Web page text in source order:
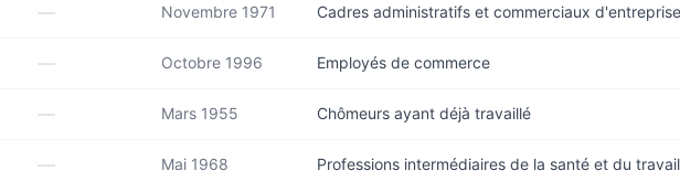
— Novembre 1971 Cadres administratifs et commerciaux d'entreprise
— Octobre 1996 Employés de commerce
— Mars 1955 Chômeurs ayant déjà travaillé
— Mai 1968 Professions intermédiaires de la santé et du